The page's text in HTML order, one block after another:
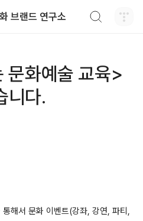
브랜드 연구소
문화예술 교육>
니다.
통해서 문화 이벤트(강좌, 강연, 파티,